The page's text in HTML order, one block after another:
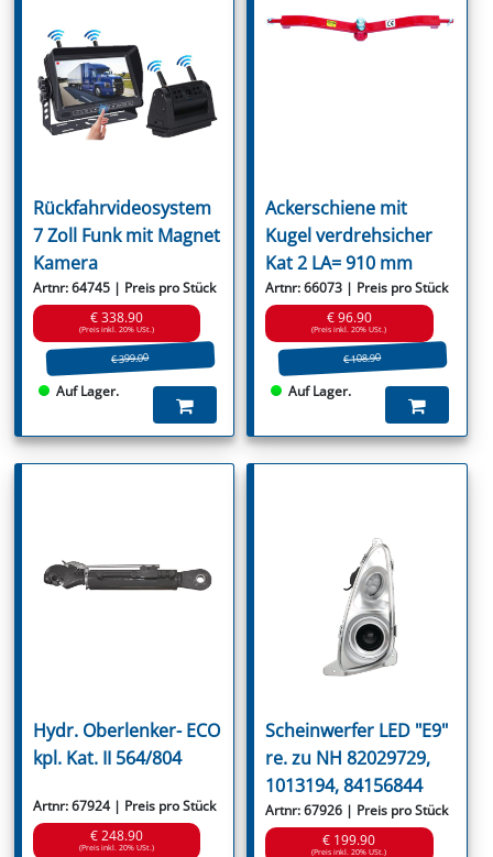
Rückfahrvideosystem
7 Zoll Funk mit Magnet
Kamera
Artnr: 64745 | Preis pro Stück
€ 338.90
(Preis inkl. 20% USt.)
€ 399.00
Auf Lager.
Ackerschiene mit
Kugel verdrehsicher
Kat 2 LA= 910 mm
Artnr: 66073 | Preis pro Stück
€ 96.90
(Preis inkl. 20% USt.)
€ 108.90
Auf Lager.
Hydr. Oberlenker- ECO
kpl. Kat. II 564/804
Artnr: 67924 | Preis pro Stück
€ 248.90
(Preis inkl. 20% USt.)
Scheinwerfer LED "E9"
re. zu NH 82029729,
1013194, 84156844
Artnr: 67926 | Preis pro Stück
€ 199.90
(Preis inkl. 20% USt.)